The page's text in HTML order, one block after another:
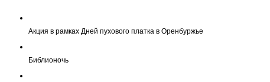
Акция в рамках Дней пухового платка в Оренбуржье
Библионочь